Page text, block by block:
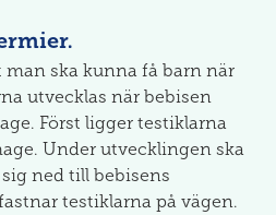
man ska kunna få barn när
utvecklas när bebisen
Först ligger testiklarna
Under utvecklingen ska
ned till bebisens
testiklarna på vägen.